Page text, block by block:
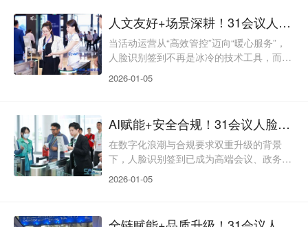
易出现姓名写错、信息漏记等失误，尤其面
对大型活动的高峰人流，极易造成签到拥
堵；而市面上部分电子签到工具，要么过度
顿，要么场景适配性差，难以
人文友好+场景深耕！31会议人脸识别签到，让智能签到有温度、有格调
当活动运营从“高效管控”迈向“暖心服务”，
人脸识别签到不再是冰冷的技术工具，而是
参会者体验的核心载体。传统人脸识别签到
遇操作壁垒、体验割裂等问题。31会议人脸
识别签到以“科技为基、人文为本、场景为
魂”，将AI技术与暖心服务深度融合，打造
智能签到解
2026-01-05
AI赋能+安全合规！31会议人脸识别签到，守护活动安全与数据隐私双底线
在数字化浪潮与合规要求双重升级的背景
下，人脸识别签到已成为高端会议、政务活
泄露、合规风险”三大痛点，始终困扰着主
2026-01-05